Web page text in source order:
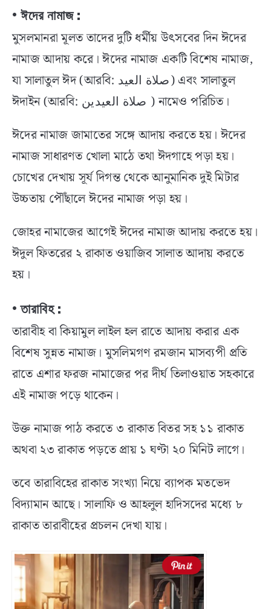
• ঈদের নামাজ :
মুসলমানরা মূলত তাদের দুটি ধর্মীয় উৎসবের দিন ঈদের
নামাজ আদায় করে। ঈদের নামাজ একটি বিশেষ নামাজ,
যা সালাতুল ঈদ (আরবি: صلاة العيد) এবং সালাতুল
ঈদাইন (আরবি: صلاة العيدين ) নামেও পরিচিত।
ঈদের নামাজ জামাতের সঙ্গে আদায় করতে হয়। ঈদের
নামাজ সাধারণত খোলা মাঠে তথা ঈদগাহে পড়া হয়।
চোখের দেখায় সূর্য দিগন্ত থেকে আনুমানিক দুই মিটার
উচ্চতায় পৌঁছালে ঈদের নামাজ পড়া হয়।
জোহর নামাজের আগেই ঈদের নামাজ আদায় করতে হয়।
ঈদুল ফিতরের ২ রাকাত ওয়াজিব সালাত আদায় করতে
হয়।
• তারাবিহ :
তারাবীহ বা কিয়ামুল লাইল হল রাতে আদায় করার এক
বিশেষ সুন্নত নামাজ। মুসলিমগণ রমজান মাসব্যপী প্রতি
রাতে এশার ফরজ নামাজের পর দীর্ঘ তিলাওয়াত সহকারে
এই নামাজ পড়ে থাকেন।
উক্ত নামাজ পাঠ করতে ৩ রাকাত বিতর সহ ১১ রাকাত
অথবা ২৩ রাকাত পড়তে প্রায় ১ ঘণ্টা ২০ মিনিট লাগে।
তবে তারাবিহের রাকাত সংখ্যা নিয়ে ব্যাপক মতভেদ
বিদ্যামান আছে। সালাফি ও আহলুল হাদিসদের মধ্যে ৮
রাকাত তারাবীহের প্রচলন দেখা যায়।